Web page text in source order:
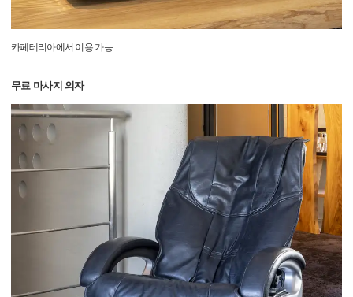
카페테리아에서 이용 가능
무료 마사지 의자